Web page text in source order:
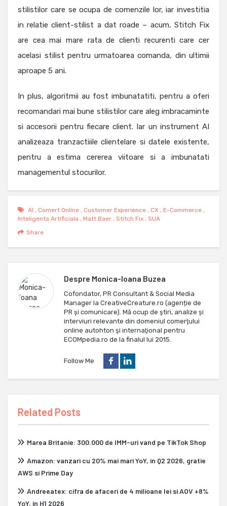
stilistilor care se ocupa de comenzile lor, iar investitia
in relatie client-stilist a dat roade – acum, Stitch Fix
are cea mai mare rata de clienti recurenti care cer
acelasi stilist pentru urmatoarea comanda, din ultimii
aproape 5 ani.
In plus, algoritmii au fost imbunatatiti, pentru a oferi
recomandari mai bune stilistilor care aleg imbracaminte
si accesorii pentru fiecare client. Iar un instrument AI
analizeaza tranzactiiile clientelare si datele existente,
pentru a estima cererea viitoare si a imbunatati
managementul stocurilor.
AI , Comert Online , Customer Experience , CX , E-Commerce ,
Inteligenta Artificiala , Matt Baer , Stitch Fix , SUA
Share
Despre Monica-Ioana Buzea
Cofondator, PR Consultant & Social Media
Manager la CreativeCreature.ro (agenție de
PR și comunicare). Mă ocup de ştiri, analize și
interviuri relevante din domeniul comerţului
online autohton şi internaţional pentru
ECOMpedia.ro de la finalul lui 2015.
Follow Me
Related Posts
Marea Britanie: 300.000 de IMM-uri vand pe TikTok Shop
Amazon: vanzari cu 20% mai mari YoY, in Q2 2026, gratie
AWS si Prime Day
Andreeatex: cifra de afaceri de 4 milioane lei si AOV +8%
YoY, in H1 2026